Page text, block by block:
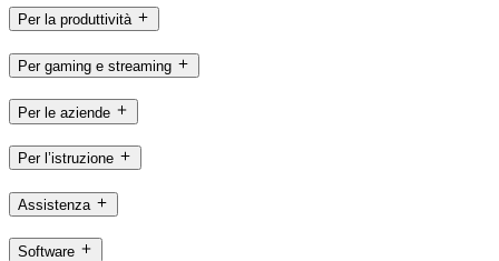
Per la produttività
Per gaming e streaming
Per le aziende
Per l’istruzione
Assistenza
Software